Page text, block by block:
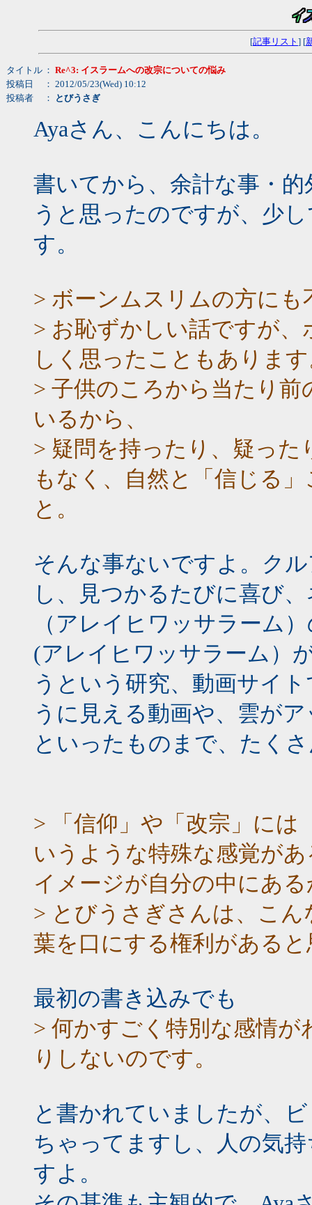
[記事リスト ] [
タイトル ： Re^3: イスラームへの改宗についての悩み
投稿日
： 2012/05/23(Wed) 10:12
投稿者
： とびうさぎ
Ayaさん、こんにちは。
書いてから、余計な事・
うと思ったのですが、少
す。
> ボーンムスリムの方に
> お恥ずかしい話ですが
しく思ったこともありま
> 子供のころから当たり
いるから、
> 疑問を持ったり、疑っ
もなく、自然と「信じる
と。
そんな事ないですよ。ク
し、見つかるたびに喜び
（アレイヒワッサラーム
(アレイヒワッサラーム）
うという研究、動画サイ
うに見える動画や、雲が
といったものまで、たく
> 「信仰」や「改宗」には
いうような特殊な感覚が
イメージが自分の中にあ
> とびうさぎさんは、こ
葉を口にする権利がある
最初の書き込みでも
> 何かすごく特別な感情
りしないのです。
と書かれていましたが、
ちゃってますし、人の気
すよ。